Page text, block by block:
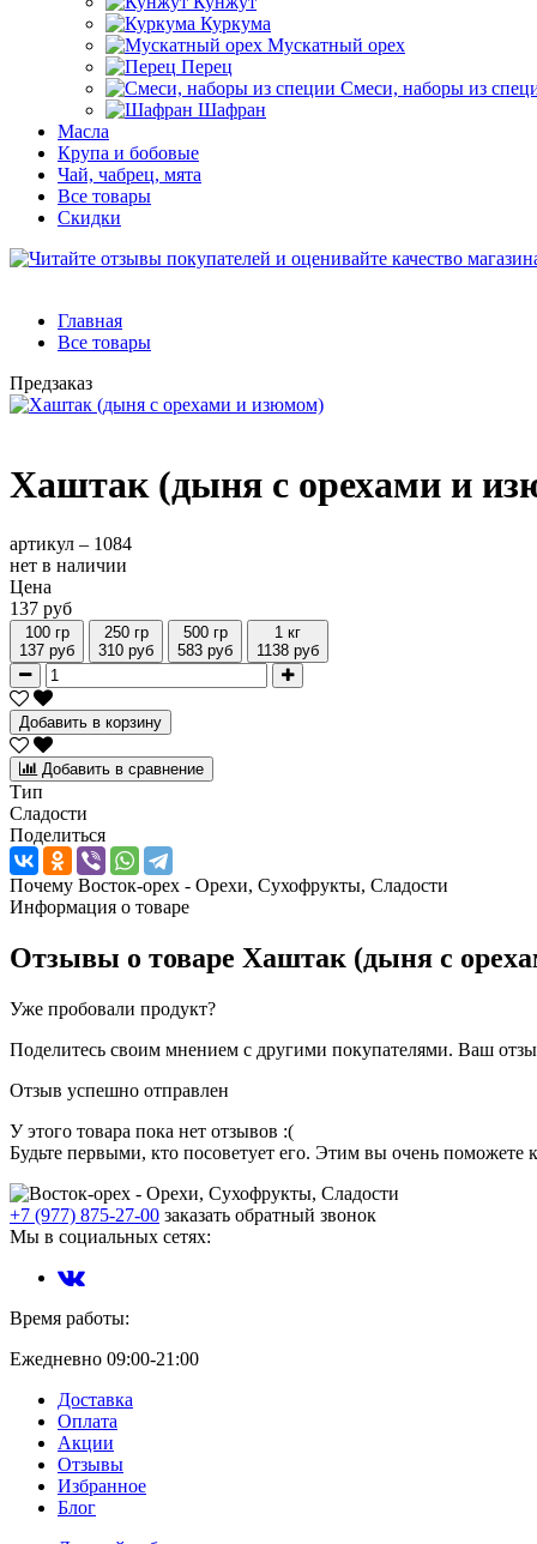
Куркума
Мускатный орех
Перец
Смеси, наборы из
Шафран
Масла
Крупа и бобовые
Чай, чабрец, мята
Все товары
Скидки
Главная
Все товары
Предзаказ
Хаштак (дыня с орехами и
артикул – 1084
нет в наличии
Цена
137 руб
100 гр
137 руб
250 гр
310 руб
500 гр
583 руб
1 кг
1138 руб
Добавить в корзину
Добавить в сравнение
Тип
Сладости
Поделиться
Почему Восток-орех - Орехи, Сухофрукты, Сладости
Информация о товаре
Отзывы о товаре Хаштак (дыня с
Уже пробовали продукт?
Поделитесь своим мнением с другими покупателями. Ваш
Отзыв успешно отправлен
У этого товара пока нет отзывов :(
Будьте первыми, кто посоветует его. Этим вы очень поможете
+7 (977) 875-27-00 заказать обратный звонок
Мы в социальных сетях:
Время работы:
Ежедневно 09:00-21:00
Доставка
Оплата
Акции
Отзывы
Избранное
Блог